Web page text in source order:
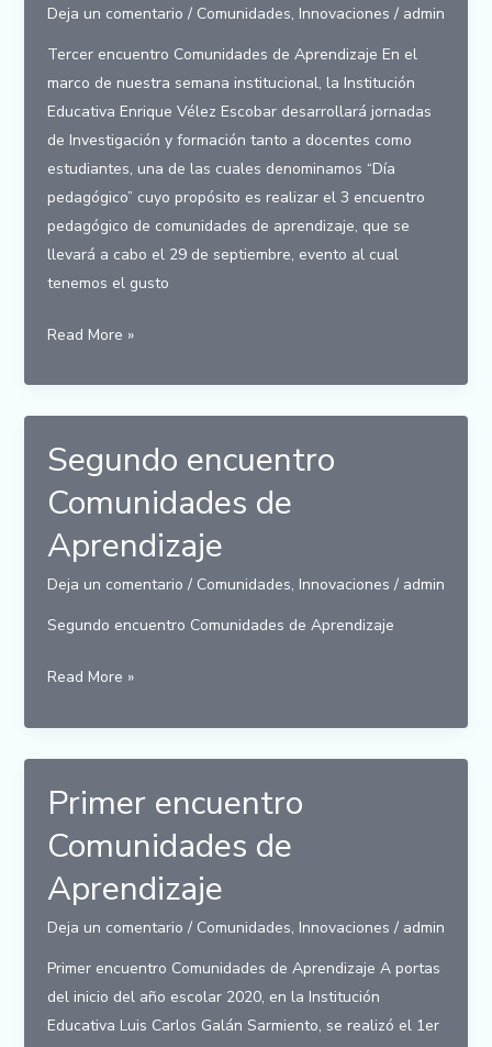
Deja un comentario / Comunidades, Innovaciones / admin
Tercer encuentro Comunidades de Aprendizaje En el
marco de nuestra semana institucional, la Institución
Educativa Enrique Vélez Escobar desarrollará jornadas
de Investigación y formación tanto a docentes como
estudiantes, una de las cuales denominamos “Día
pedagógico” cuyo propósito es realizar el 3 encuentro
pedagógico de comunidades de aprendizaje, que se
llevará a cabo el 29 de septiembre, evento al cual
tenemos el gusto
Tercer
Comunidades
de
Aprendizaje
Read More »
Segundo encuentro
Comunidades de
Aprendizaje
Deja un comentario / Comunidades, Innovaciones / admin
Segundo encuentro Comunidades de Aprendizaje
Segundo
Comunidades
de
Aprendizaje
Read More »
Primer encuentro
Comunidades de
Aprendizaje
Deja un comentario / Comunidades, Innovaciones / admin
Primer encuentro Comunidades de Aprendizaje A portas
del inicio del año escolar 2020, en la Institución
Educativa Luis Carlos Galán Sarmiento, se realizó el 1er